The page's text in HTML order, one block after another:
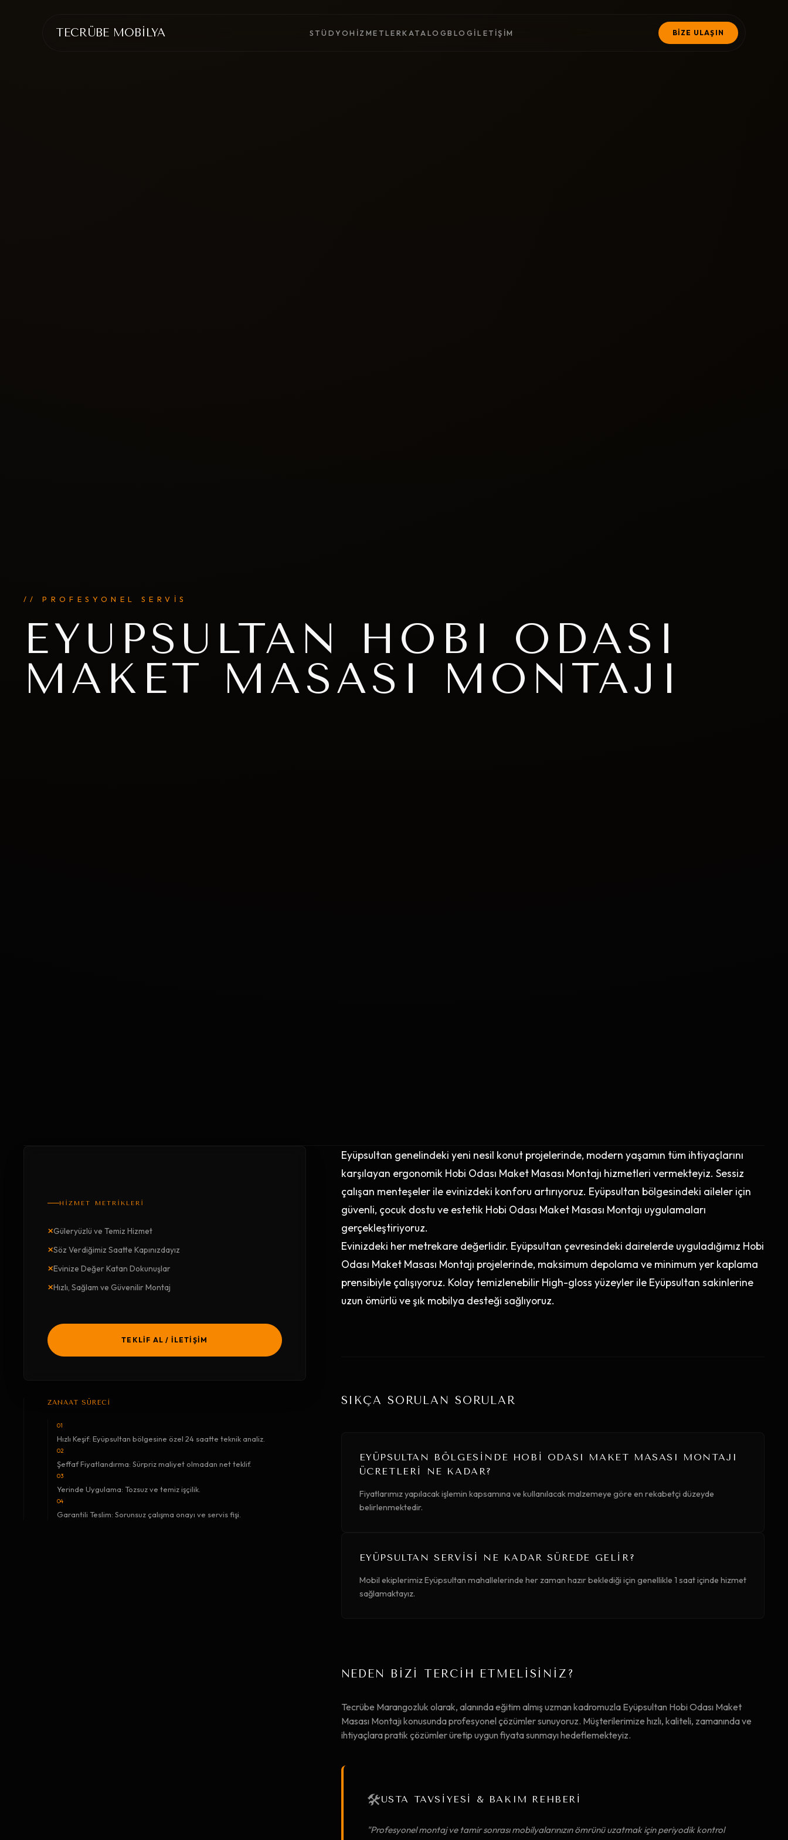
TECRÜBE MOBİLYA STÜDYOHIZMETLERKATALOGBLOG İLETIŞIM BİZE ULAŞIN
// PROFESYONEL SERVİS
EYÜPSULTAN HOBI ODASI
MAKET MASASI MONTAJI
HİZMET METRİKLERİ
×Güleryüzlü ve Temiz Hizmet
×Söz Verdiğimiz Saatte Kapınızdayız
×Evinize Değer Katan Dokunuşlar
×Hızlı, Sağlam ve Güvenilir Montaj
TEKLİF AL / İLETİŞİM
ZANAAT SÜRECİ
01
Hızlı Keşif: Eyüpsultan bölgesine özel 24 saatte teknik analiz.
02
Şeffaf Fiyatlandırma: Sürpriz maliyet olmadan net teklif.
03
Yerinde Uygulama: Tozsuz ve temiz işçilik.
04
Garantili Teslim: Sorunsuz çalışma onayı ve servis fişi.
Eyüpsultan genelindeki yeni nesil konut projelerinde, modern yaşamın tüm ihtiyaçlarını
karşılayan ergonomik Hobi Odası Maket Masası Montajı hizmetleri vermekteyiz. Sessiz
çalışan menteşeler ile evinizdeki konforu artırıyoruz. Eyüpsultan bölgesindeki aileler için
güvenli, çocuk dostu ve estetik Hobi Odası Maket Masası Montajı uygulamaları
gerçekleştiriyoruz.
Evinizdeki her metrekare değerlidir. Eyüpsultan çevresindeki dairelerde uyguladığımız Hobi
Odası Maket Masası Montajı projelerinde, maksimum depolama ve minimum yer kaplama
prensibiyle çalışıyoruz. Kolay temizlenebilir High-gloss yüzeyler ile Eyüpsultan sakinlerine
uzun ömürlü ve şık mobilya desteği sağlıyoruz.
SIKÇA SORULAN SORULAR
EYÜPSULTAN BÖLGESINDE HOBI ODASI MAKET MASASI MONTAJI
ÜCRETLERI NE KADAR?
Fiyatlarımız yapılacak işlemin kapsamına ve kullanılacak malzemeye göre en rekabetçi düzeyde
belirlenmektedir.
EYÜPSULTAN SERVISI NE KADAR SÜREDE GELIR?
Mobil ekiplerimiz Eyüpsultan mahallelerinde her zaman hazır beklediği için genellikle 1 saat içinde hizmet
sağlamaktayız.
NEDEN BİZİ TERCİH ETMELİSİNİZ?
Tecrübe Marangozluk olarak, alanında eğitim almış uzman kadromuzla Eyüpsultan Hobi Odası Maket
Masası Montajı konusunda profesyonel çözümler sunuyoruz. Müşterilerimize hızlı, kaliteli, zamanında ve
ihtiyaçlara pratik çözümler üretip uygun fiyata sunmayı hedeflemekteyiz.
🛠️USTA TAVSİYESİ & BAKIM REHBERİ
"Profesyonel montaj ve tamir sonrası mobilyalarınızın ömrünü uzatmak için periyodik kontrol